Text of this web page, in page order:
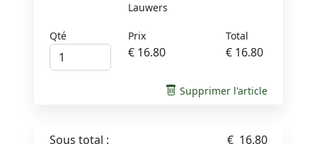
Lauwers
Qté Prix
€ 16.80
Total
€ 16.80
Supprimer l'article
Sous total :
€ 16.80